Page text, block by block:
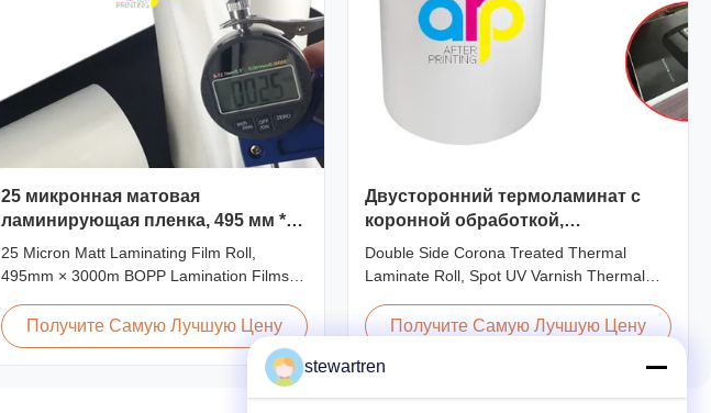
25 микронная матовая
ламинирующая пленка, 495 мм *
3000 м ЛАМИНАЦИОННАЯ
ПЛЕНКА
25 Micron Matt Laminating Film Roll,
495mm × 3000m BOPP Lamination Films
Film, Roll Measured 495mm × 3000m
Product Specifications Specifications AFP-
L18 AFP-L21 AFP-L24 AFP-L25 AFP-Y20
Получите Самую Лучшую Цену
Двусторонний термоламинат с
коронной обработкой,
термопленка с УФ-лаком
Double Side Corona Treated Thermal
Laminate Roll, Spot UV Varnish Thermal
Corona Treated Thermal Lamination Film,
with Spot UV Varnish applications. Technical
Получите Самую Лучшую Цену
stewartren